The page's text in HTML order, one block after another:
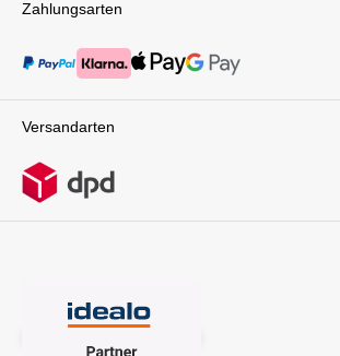
Zahlungsarten
Versandarten